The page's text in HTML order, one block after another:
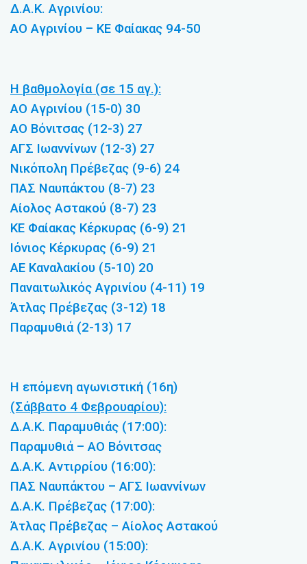
Δ.Α.Κ. Αγρινίου:
ΑΟ Αγρινίου – ΚΕ Φαίακας 94-50
Η βαθμολογία (σε 15 αγ.):
ΑΟ Αγρινίου (15-0) 30
ΑΟ Βόνιτσας (12-3) 27
ΑΓΣ Ιωαννίνων (12-3) 27
Νικόπολη Πρέβεζας (9-6) 24
ΠΑΣ Ναυπάκτου (8-7) 23
Αίολος Αστακού (8-7) 23
ΚΕ Φαίακας Κέρκυρας (6-9) 21
Ιόνιος Κέρκυρας (6-9) 21
ΑΕ Καναλακίου (5-10) 20
Παναιτωλικός Αγρινίου (4-11) 19
Άτλας Πρέβεζας (3-12) 18
Παραμυθιά (2-13) 17
Η επόμενη αγωνιστική (16η)
(Σάββατο 4 Φεβρουαρίου):
Δ.Α.Κ. Παραμυθιάς (17:00):
Παραμυθιά – ΑΟ Βόνιτσας
Δ.Α.Κ. Αντιρρίου (16:00):
ΠΑΣ Ναυπάκτου – ΑΓΣ Ιωαννίνων
Δ.Α.Κ. Πρέβεζας (17:00):
Άτλας Πρέβεζας – Αίολος Αστακού
Δ.Α.Κ. Αγρινίου (15:00):